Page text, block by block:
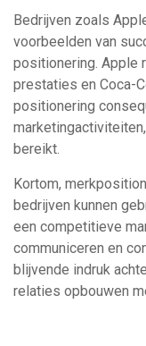
Bedrijven zoals
voorbeelden van
positionering. Apple
prestaties en Coca-
positionering
bereikt.
Kortom,
bedrijven kunnen
een competitieve
communiceren en
blijvende indruk
relaties opbouwen